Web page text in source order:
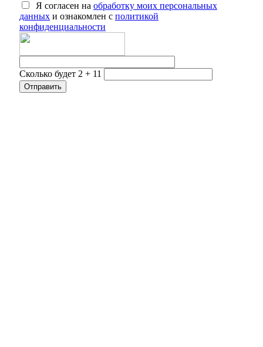
Я согласен на обработку моих персональных
данных и ознакомлен с политикой
конфиденциальности
Сколько будет 2 + 11